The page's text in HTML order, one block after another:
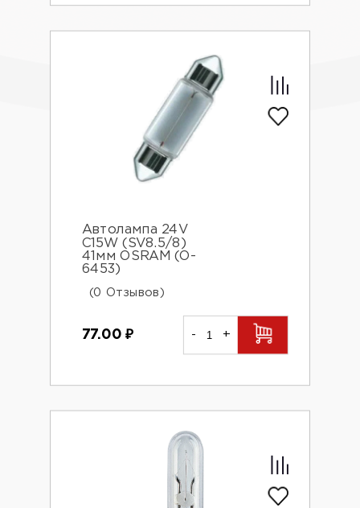
Автолампа 24V
С15W (SV8.5/8)
41мм OSRAM (O-
6453)
(0 Отзывов)
77.00₽ - +